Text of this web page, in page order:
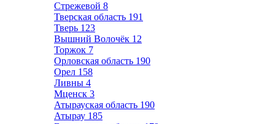
Стрежевой 8
Тверская область 191
Тверь 123
Вышний Волочёк 12
Торжок 7
Орловская область 190
Орел 158
Ливны 4
Мценск 3
Атырауская область 190
Атырау 185